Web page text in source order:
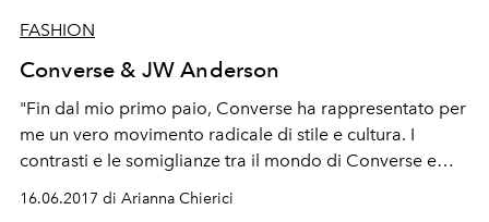
FASHION
Converse & JW Anderson
"Fin dal mio primo paio, Converse ha rappresentato per
me un vero movimento radicale di stile e cultura. I
contrasti e le somiglianze tra il mondo di Converse e
quello di JW Anderson creano uno spazio di tensione
16.06.2017 di Arianna Chierici